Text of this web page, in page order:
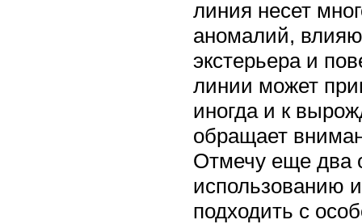
линия несет
аномалий,
экстерьера и
линии может
иногда и к
обращает
Отмечу еще два
использованию
подходить с